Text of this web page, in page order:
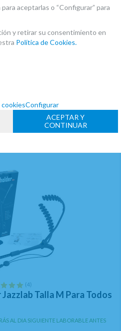
(4)
Talla M Para Todos
AL DIA SIGUIENTE LABORABLE ANTES
aceptarlas o “Configurar” para
y retirar su consentimiento en
Política de Cookies.
Configurar
ACEPTAR Y
CONTINUAR